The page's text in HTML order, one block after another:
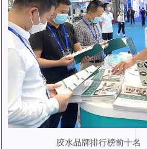
胶水品牌排行榜前十名